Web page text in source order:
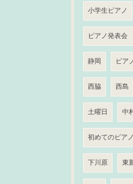
小学生ピアノ
ピアノ発表会
静岡 ピア
西脇 西島
土曜日 中
初めてのピアノ
下川原 東